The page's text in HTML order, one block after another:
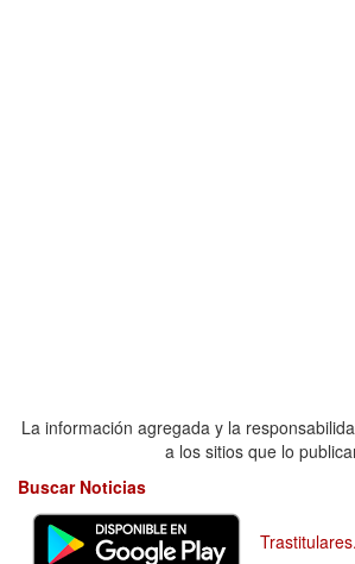
La información agregada y la
a los sitios que lo
Buscar Noticias